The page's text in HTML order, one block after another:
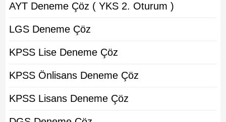
AYT Deneme Çöz ( YKS 2. Oturum )
LGS Deneme Çöz
KPSS Lise Deneme Çöz
KPSS Önlisans Deneme Çöz
KPSS Lisans Deneme Çöz